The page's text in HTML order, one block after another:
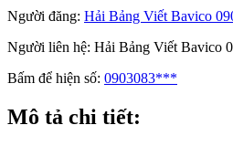
Người đăng: Hải Bảng Viết Bavico
Người liên hệ: Hải Bảng Viết Bavico
Bấm để hiện số: 0903083***
Mô tả chi tiết: